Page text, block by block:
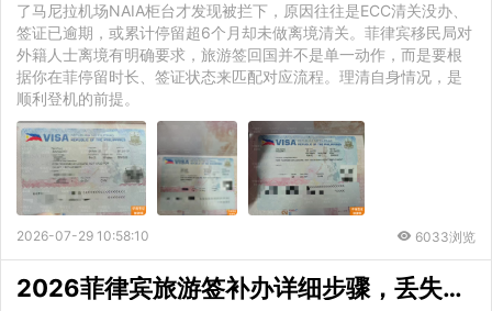
了马尼拉机场NAIA柜台才发现被拦下，原因往往是ECC清关没办、
签证已逾期，或累计停留超6个月却未做离境清关。菲律宾移民局对
外籍人士离境有明确要求，旅游签回国并不是单一动作，而是要根
据你在菲停留时长、签证状态来匹配对应流程。理清自身情况，是
顺利登机的前提。
2026-07-29 10:58:10 6033浏览
2026菲律宾旅游签补办详细步骤，丢失签证出境避坑须知